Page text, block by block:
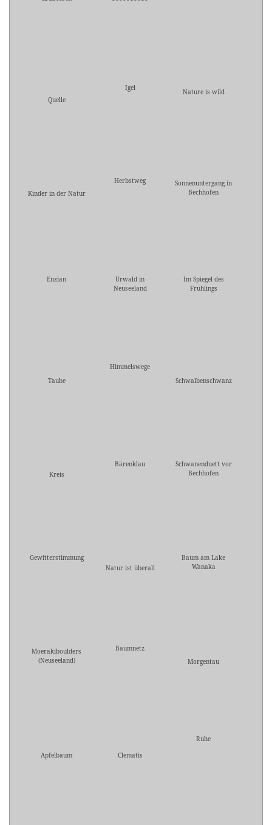
Quelle
Igel Nature is wild
Kinder in der Natur
Herbstweg
Sonnenuntergang in
Bechhofen
Enzian
Urwald in
Neuseeland
Im Spiegel des
Frühlings
Taube
Himmelswege
Schwalbenschwanz
Kreis
Bärenklau
Schwanenduett vor
Bechhofen
Gewitterstimmung
Natur ist überall
Baum am Lake
Wanaka
Moerakiboulders
(Neuseeland)
Baumnetz
Morgentau
Apfelbaum Clematis
Ruhe